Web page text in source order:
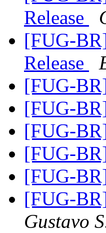
Release
[FUG-
Release
[FUG-
[FUG-
[FUG-
[FUG-
[FUG-
[FUG-
Gustavo